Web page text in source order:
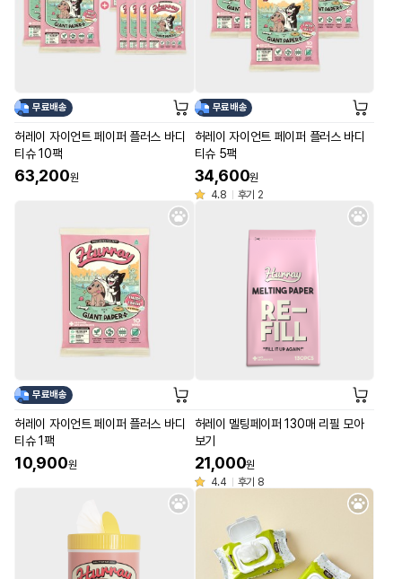
무료배송
허레이 자이언트 페이퍼 플러스 바디
티슈 10팩
63,200원
무료배송
허레이 자이언트 페이퍼 플러스 바디
티슈 5팩
34,600원
4.8
후기 2
무료배송
허레이 자이언트 페이퍼 플러스 바디
티슈 1팩
10,900원
허레이 멜팅페이퍼 130매 리필 모아
보기
21,000원
4.4
후기 8